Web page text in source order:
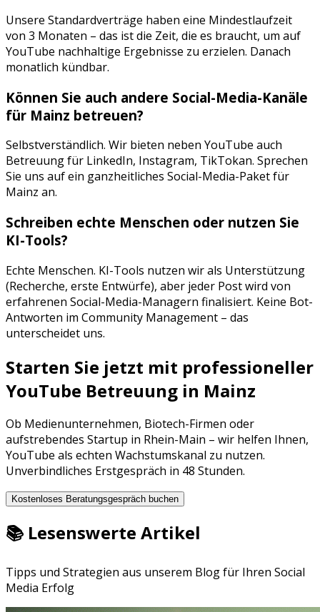
Unsere Standardverträge haben eine Mindestlaufzeit
von 3 Monaten – das ist die Zeit, die es braucht, um auf
YouTube nachhaltige Ergebnisse zu erzielen. Danach
monatlich kündbar.
Können Sie auch andere Social-Media-Kanäle
für Mainz betreuen?
Selbstverständlich. Wir bieten neben YouTube auch
Betreuung für LinkedIn, Instagram, TikTokan. Sprechen
Sie uns auf ein ganzheitliches Social-Media-Paket für
Mainz an.
Schreiben echte Menschen oder nutzen Sie
KI-Tools?
Echte Menschen. KI-Tools nutzen wir als Unterstützung
(Recherche, erste Entwürfe), aber jeder Post wird von
erfahrenen Social-Media-Managern finalisiert. Keine Bot-
Antworten im Community Management – das
unterscheidet uns.
Starten Sie jetzt mit professioneller
YouTube Betreuung in Mainz
Ob Medienunternehmen, Biotech-Firmen oder
aufstrebendes Startup in Rhein-Main – wir helfen Ihnen,
YouTube als echten Wachstumskanal zu nutzen.
Unverbindliches Erstgespräch in 48 Stunden.
Kostenloses Beratungsgespräch buchen
📚 Lesenswerte Artikel
Tipps und Strategien aus unserem Blog für Ihren Social
Media Erfolg